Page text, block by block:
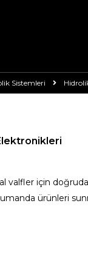
Sistemleri
için
ürünleri